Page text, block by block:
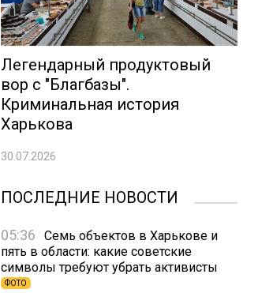
Легендарный продуктовый
вор с "Благбазы".
Криминальная история
Харькова
30.07.2026
ПОСЛЕДНИЕ НОВОСТИ
05:36
Семь объектов в Харькове и
пять в области: какие советские
символы требуют убрать активисты
ФОТО